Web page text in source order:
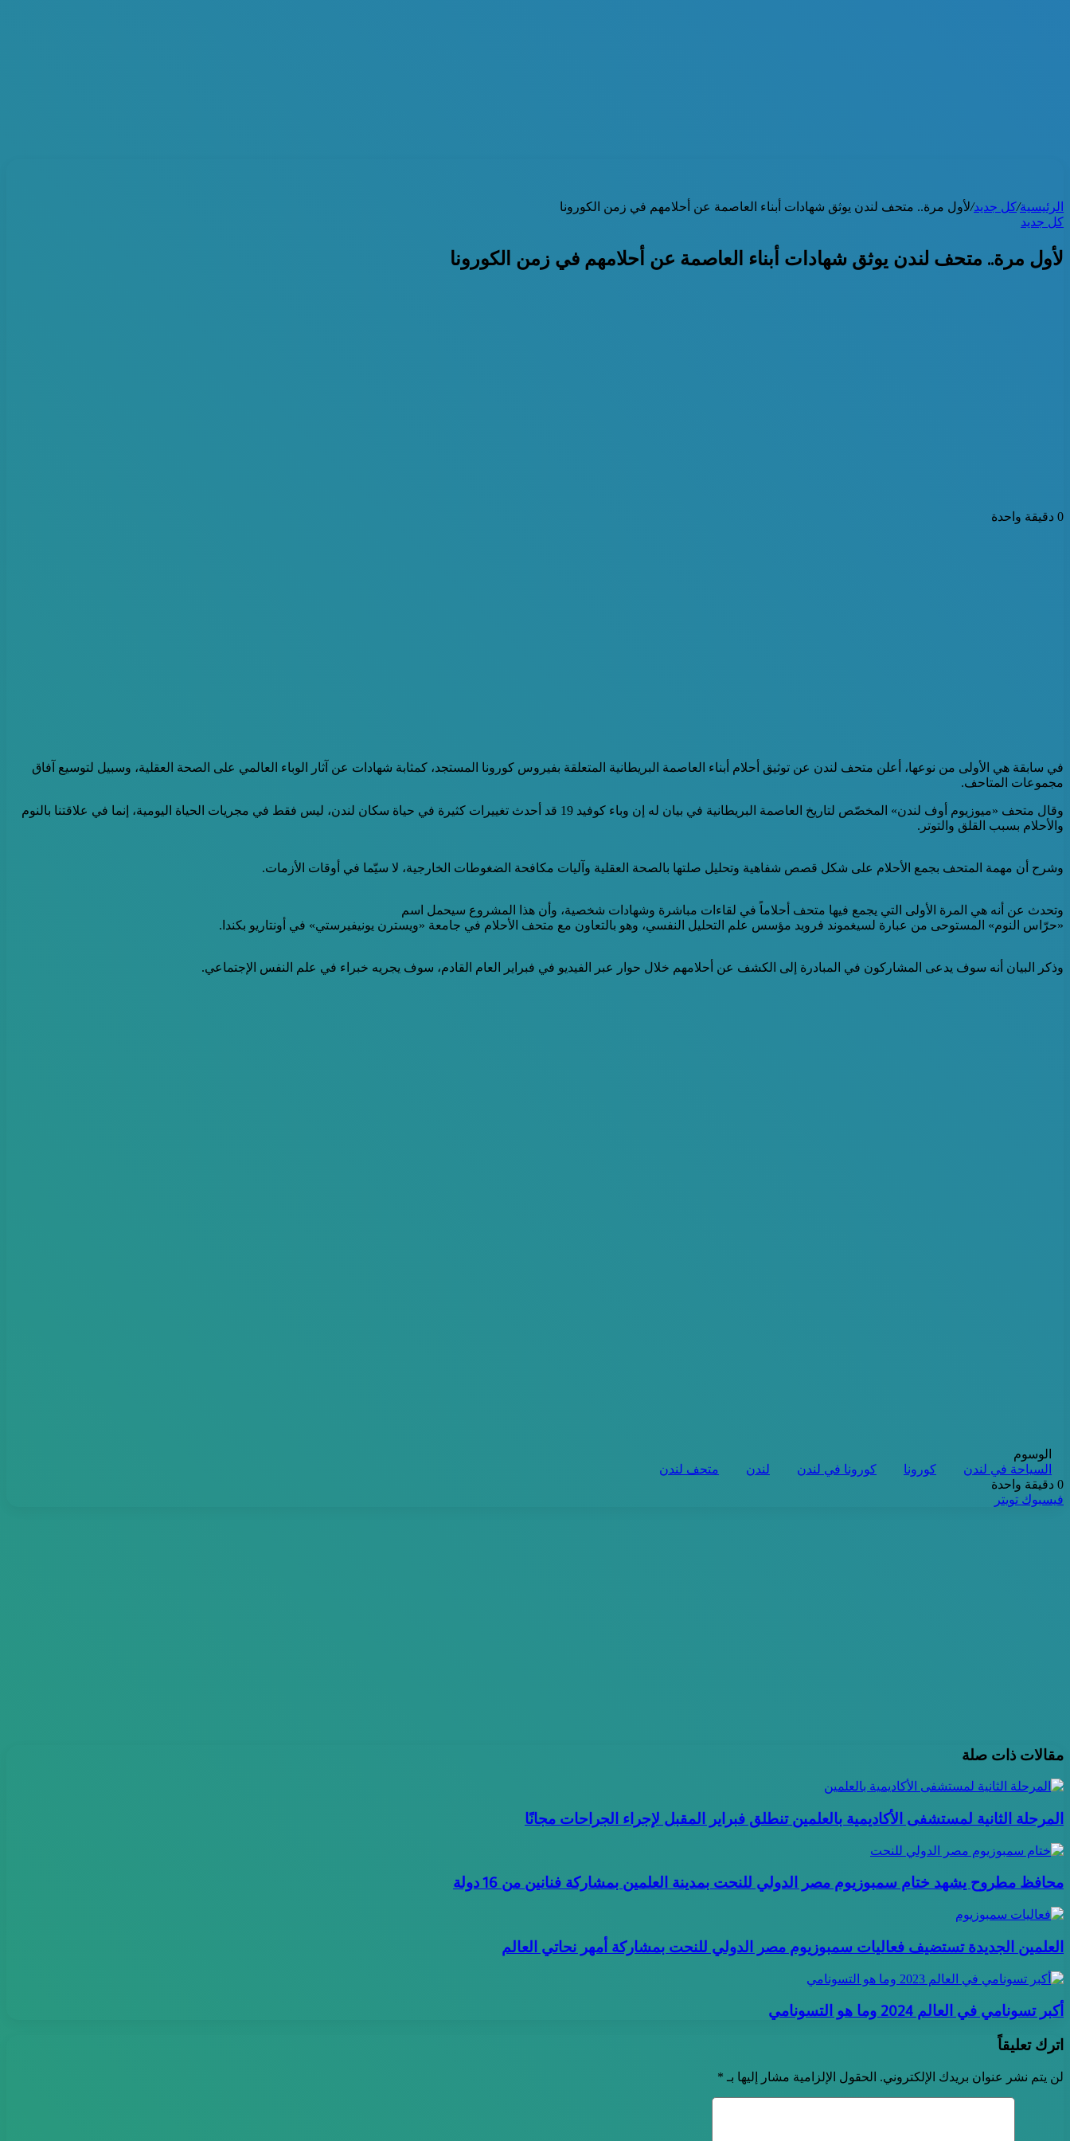
الرئيسية/كل جديد/لأول مرة.. متحف لندن يوثق شهادات أبناء العاصمة عن أحلامهم في زمن الكورونا
كل جديد
لأول مرة.. متحف لندن يوثق شهادات أبناء العاصمة عن أحلامهم في زمن الكورونا
0 دقيقة واحدة
في سابقة هي الأولى من نوعها، أعلن متحف لندن عن توثيق أحلام أبناء العاصمة البريطانية المتعلقة بفيروس كورونا المستجد، كمثابة شهادات عن آثار الوباء العالمي على الصحة العقلية، وسبيل لتوسيع آفاق
مجموعات المتاحف.
وقال متحف «ميوزيوم أوف لندن» المخصّص لتاريخ العاصمة البريطانية في بيان له إن وباء كوفيد 19 قد أحدث تغييرات كثيرة في حياة سكان لندن، ليس فقط في مجريات الحياة اليومية، إنما في علاقتنا بالنوم
والأحلام بسبب القلق والتوتر.
وشرح أن مهمة المتحف بجمع الأحلام على شكل قصص شفاهية وتحليل صلتها بالصحة العقلية وآليات مكافحة الضغوطات الخارجية، لا سيّما في أوقات الأزمات.
وتحدث عن أنه هي المرة الأولى التي يجمع فيها متحف أحلاماً في لقاءات مباشرة وشهادات شخصية، وأن هذا المشروع سيحمل اسم
«حرّاس النوم» المستوحى من عبارة لسيغموند فرويد مؤسس علم التحليل النفسي، وهو بالتعاون مع متحف الأحلام في جامعة «ويسترن يونيفيرستي» في أونتاريو بكندا.
وذكر البيان أنه سوف يدعى المشاركون في المبادرة إلى الكشف عن أحلامهم خلال حوار عبر الفيديو في فبراير العام القادم، سوف يجريه خبراء في علم النفس الإجتماعي.
الوسوم
السياحة في لندن
كورونا كورونا في لندن لندن
متحف لندن
0 دقيقة واحدة
فيسبوك تويتر
مقالات ذات صلة
المرحلة الثانية لمستشفى الأكاديمية بالعلمين تنطلق فبراير المقبل لإجراء الجراحات مجانًا
محافظ مطروح يشهد ختام سمبوزيوم مصر الدولي للنحت بمدينة العلمين بمشاركة فنانين من 16 دولة
العلمين الجديدة تستضيف فعاليات سمبوزيوم مصر الدولي للنحت بمشاركة أمهر نحاتي العالم
أكبر تسونامي في العالم 2024 وما هو التسونامي
اترك تعليقاً
لن يتم نشر عنوان بريدك الإلكتروني. الحقول الإلزامية مشار إليها بـ *